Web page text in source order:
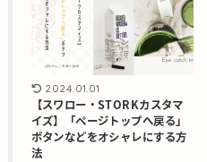
2024.01.01
【スワロー・STORKカスタマ
イズ】「ページトップへ戻る」
ボタンなどをオシャレにする方
法